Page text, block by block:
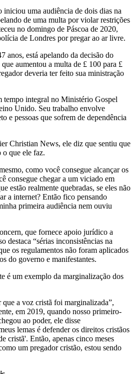
iniciou uma audiência de dois dias na
de uma multa por violar restrições
no domingo de Páscoa de 2020,
de Londres por pregar ao ar livre.
anos, está apelando da decisão do
aumentou a multa de £ 100 para £
deveria ter feito sua ministração
tempo integral no Ministério Gospel
Unido. Seu trabalho envolve
e pessoas que sofrem de dependência
Christian News, ele diz que sentiu que
o que ele faz.
como você consegue alcançar os
consegue chegar a um viciado em
estão realmente quebradas, se eles não
a internet? Então fico pensando
primeira audiência nem ouviu
que fornece apoio jurídico a
destaca “sérias inconsistências na
os regulamentos não foram aplicados
do governo e manifestantes.
é um exemplo da marginalização dos
a voz cristã foi marginalizada”,
em 2019, quando nosso primeiro-
ao poder, ele disse
lemas é defender os direitos cristãos
cristã'. Então, apenas cinco meses
um pregador cristão, estou sendo